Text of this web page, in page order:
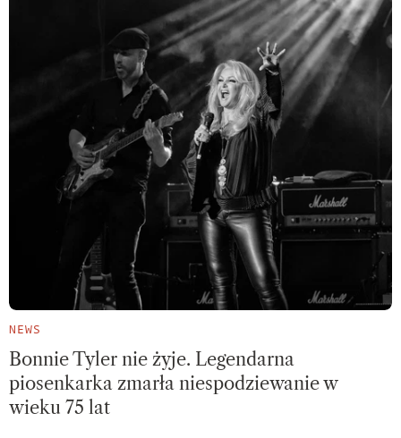
NEWS
Bonnie Tyler nie żyje. Legendarna
piosenkarka zmarła niespodziewanie w
wieku 75 lat